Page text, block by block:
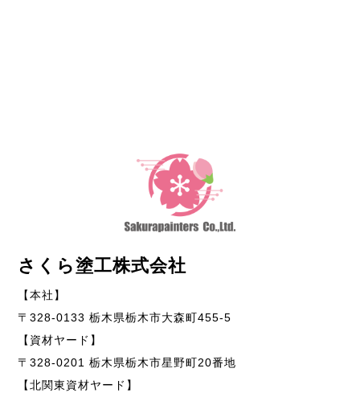
さくら塗工株式会社
【本社】
〒328-0133 栃木県栃木市大森町455-5
【資材ヤード】
〒328-0201 栃木県栃木市星野町20番地
【北関東資材ヤード】